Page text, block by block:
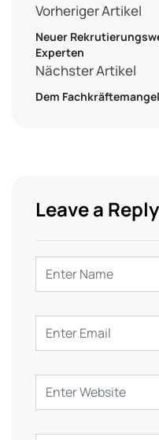
Vorheriger Artikel
Neuer
Experten
Nächster Artikel
Dem
Leave a Reply